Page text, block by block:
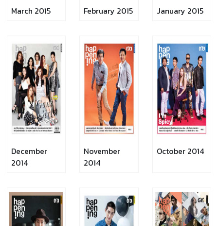
March 2015 February 2015 January 2015
December
2014
November
2014
October 2014